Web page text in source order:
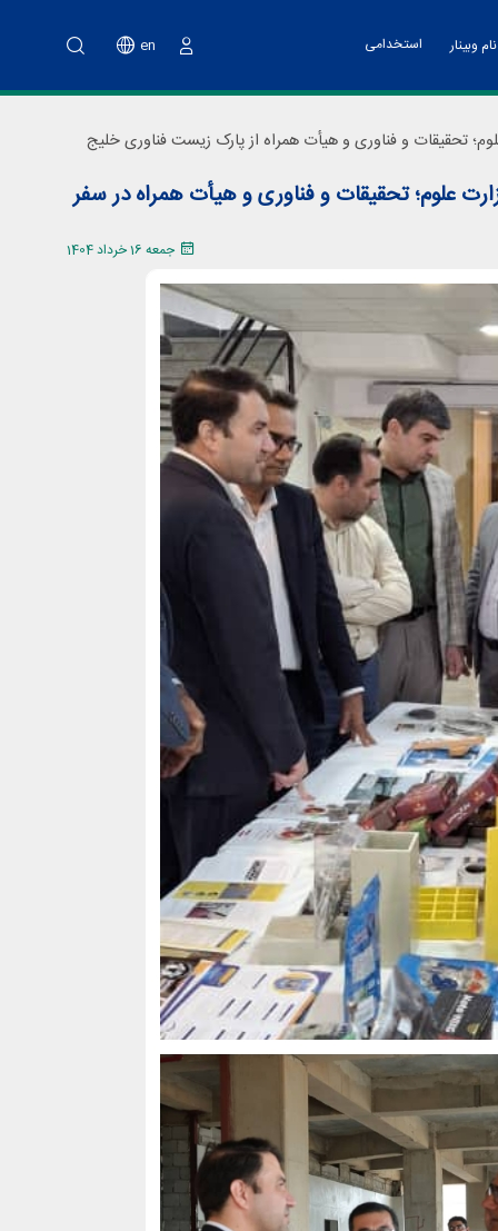
وبینار
هسته های فناور
استخدامی en
تحقیقات و فناوری و هیأت همراه از پارک زیست فناوری خلیج
علوم؛ تحقیقات و فناوری و هیأت همراه در سفر
جمعه 16 خرداد 1404